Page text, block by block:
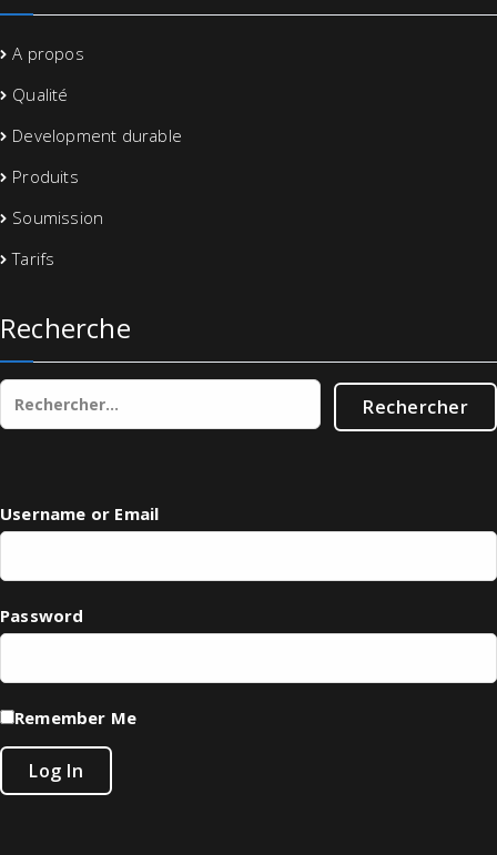
A propos
Qualité
Development durable
Produits
Soumission
Tarifs
Recherche
Rechercher :
Username or Email
Password
Remember Me